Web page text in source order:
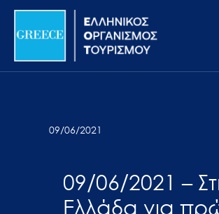
Σημείωση:
ιστότοπος
προσβασιμότητας.
Μετάβαση
περιεχόμενο
09/06/2021
09/06/2021 –
Ελλάδα για